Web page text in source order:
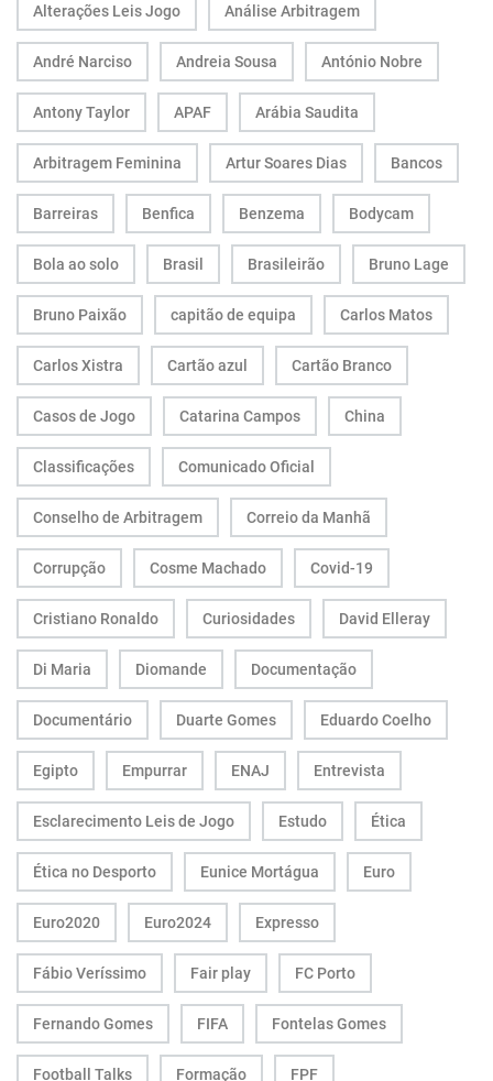
Alterações Leis Jogo Análise Arbitragem
André Narciso Andreia Sousa António Nobre
Antony Taylor APAF Arábia Saudita
Arbitragem Feminina Artur Soares Dias Bancos
Barreiras Benfica Benzema Bodycam
Bola ao solo Brasil Brasileirão Bruno Lage
Bruno Paixão capitão de equipa Carlos Matos
Carlos Xistra Cartão azul Cartão Branco
Casos de Jogo Catarina Campos China
Classificações Comunicado Oficial
Conselho de Arbitragem Correio da Manhã
Corrupção Cosme Machado Covid-19
Cristiano Ronaldo Curiosidades David Elleray
Di Maria Diomande Documentação
Documentário Duarte Gomes Eduardo Coelho
Egipto Empurrar ENAJ Entrevista
Esclarecimento Leis de Jogo Estudo Ética
Ética no Desporto Eunice Mortágua Euro
Euro2020 Euro2024 Expresso
Fábio Veríssimo Fair play FC Porto
Fernando Gomes FIFA Fontelas Gomes
Football Talks Formação FPF